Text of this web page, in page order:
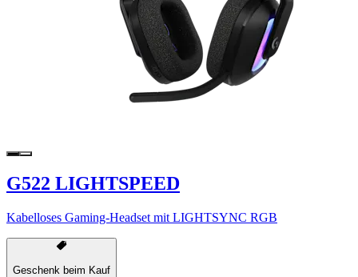
G522 LIGHTSPEED
Kabelloses Gaming-Headset mit LIGHTSYNC RGB
Geschenk beim Kauf